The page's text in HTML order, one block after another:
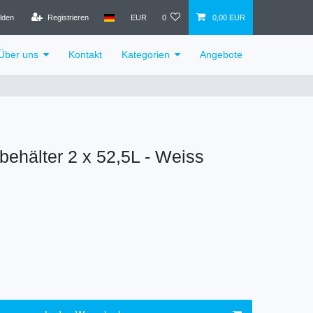
Registrieren EUR 0 0,00 EUR
uns Kontakt Kategorien Angebote
2 x 52,5L - Weiss